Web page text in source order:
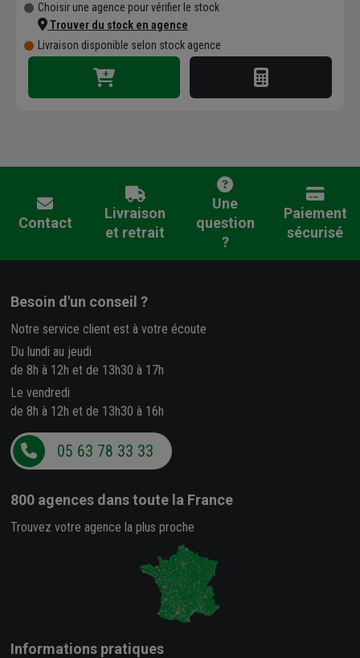
Choisir une agence pour vérifier le stock
Trouver du stock en agence
Livraison disponible selon stock agence
Contact
Livraison
et retrait
Une
question
?
Paiement
sécurisé
Besoin d'un conseil ?
Notre service client est à votre écoute
Du lundi au jeudi
de 8h à 12h et de 13h30 à 17h
Le vendredi
de 8h à 12h et de 13h30 à 16h
05 63 78 33 33
800 agences dans toute la France
Trouvez votre agence la plus proche
Informations pratiques